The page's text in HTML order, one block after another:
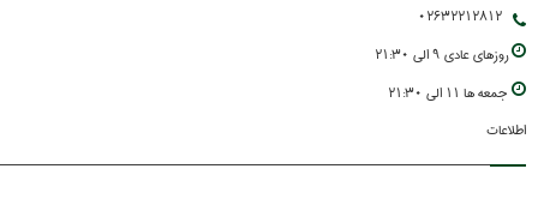
02632212812
روزهاي عادي 9 الي 21:30
جمعه ها 11 الي 21:30
اطلاعات